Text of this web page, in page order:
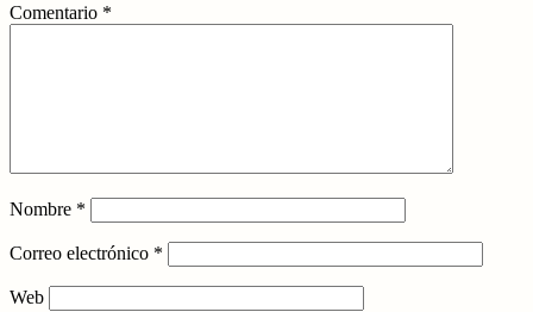
Comentario *
Nombre *
Correo electrónico *
Web